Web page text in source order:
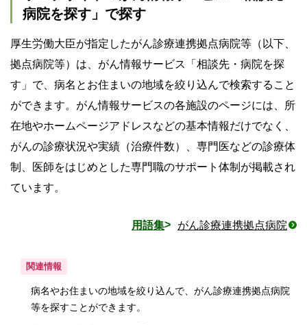
病院を探す」で探す
厚生労働大臣が指定したがん診療連携拠点病院等（以下、
拠点病院等）は、がん情報サービス「相談先・病院を探
す」で、病名とお住まいの地域を絞り込んで検索すること
ができます。がん情報サービスの各施設のページには、所
在地やホームページアドレスなどの基本情報だけでなく、
がんの診療状況や実績（治療件数）、専門医などの診療体
制、医師をはじめとした専門職のサポート体制が掲載され
ています。
用語集 がん診療連携拠点病院
関連情報
病名やお住まいの地域を絞り込んで、がん診療連携拠点病院
等を探すことができます。